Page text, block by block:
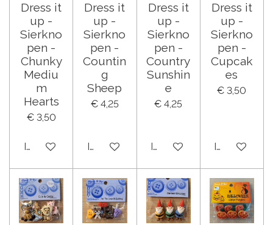
Dress it
up -
Sierkno
pen -
Chunky
Mediu
m
Hearts
€ 3,50
In winkelwagen
Dress it
up -
Sierkno
pen -
Countin
g
Sheep
€ 4,25
In winkelwagen
Dress it
up -
Sierkno
pen -
Country
Sunshin
e
€ 4,25
In winkelwagen
Dress it
up -
Sierkno
pen -
Cupcak
es
€ 3,50
In